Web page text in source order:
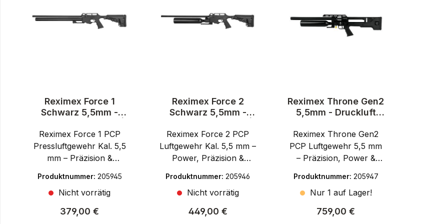
Reximex Force 1
Schwarz 5,5mm -
PCP
Reximex Force 1 PCP
Pressluftgewehr Kal. 5,5
mm – Präzision &
Reximex Force 1
Pressluftgewehr im
Kaliber 5,5 mm (.22)
bietet dir eine starke
Produktnummer: 205945
Nicht vorrätig
Regulärer Preis:
379,00 €
Reximex Force 2
Schwarz 5,5mm -
PCP
Reximex Force 2 PCP
Luftgewehr Kal. 5,5 mm –
Power, Präzision &
Reximex Force 2
Pressluftgewehr im
Kaliber 5,5 mm (.22)
entscheidest du dich für
Produktnummer:205946
Nicht vorrätig
Regulärer Preis:
449,00 €
Reximex Throne Gen2
5,5mm - Druckluft
Reximex Throne Gen2
PCP Luftgewehr 5,5 mm
– Präzision, Power &
Reximex Throne Gen2 im
Kaliber 5,5 mm (.22)
bekommst du ein
modernes PCP
Produktnummer: 205947
Nur 1 auf Lager!
Regulärer Preis:
759,00 €